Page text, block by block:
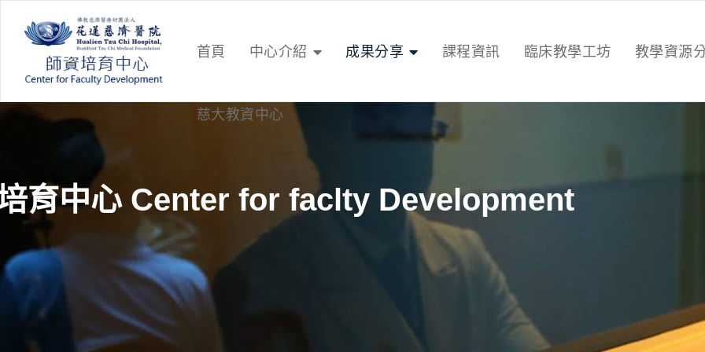
首頁 中心介紹 成果分享 課程資訊 臨床教學工坊 教學資源
慈大教資中心
育中心 Center for faclty Development